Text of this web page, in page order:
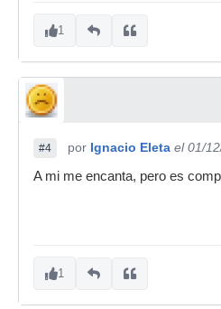
1
#4 por Ignacio Eleta el 01/
A mi me encanta, pero es
1